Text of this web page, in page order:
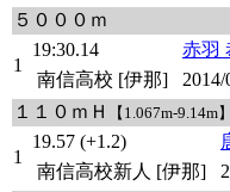
５０００ｍ
1
19:30.14 赤羽
南信高校 [伊那]
2014/
１１０ｍＨ
【1.067m-9.14m】
1
19.57 (+1.2)
南信高校新人 [伊那]